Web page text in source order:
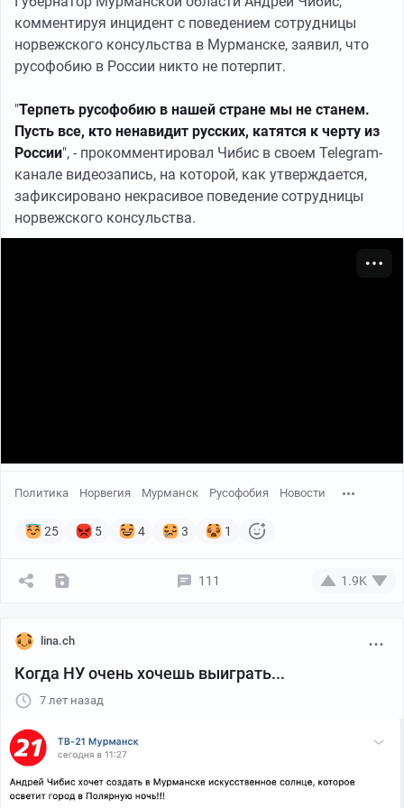
комментируя инцидент с поведением сотрудницы
норвежского консульства в Мурманске, заявил, что
русофобию в России никто не потерпит.
"Терпеть русофобию в нашей стране мы не станем.
Пусть все, кто ненавидит русских, катятся к черту из
России", - прокомментировал Чибис в своем Telegram-
канале видеозапись, на которой, как утверждается,
зафиксировано некрасивое поведение сотрудницы
норвежского консульства.
Политика Норвегия Мурманск Русофобия Новости
25 5 4 3 1
111 1.9K
lina.ch
Когда НУ очень хочешь выиграть...
7 лет назад